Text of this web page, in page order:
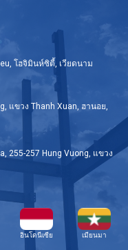
โฮจิมินห์ซิตี้, เวียดนาม
แขวง Thanh Xuan, ฮานอย,
255-257 Hung Vuong, แขวง
อินโดนีเซีย เมียนมา